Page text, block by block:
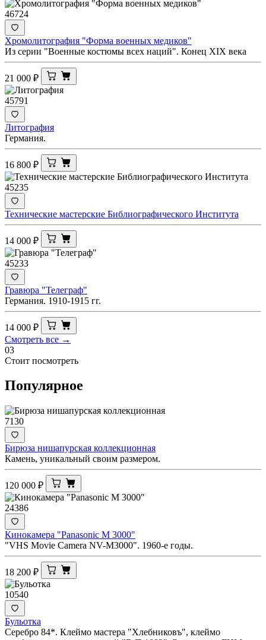
46724
Хромолитография "Форма военных медиков"
Из серии "Военные костюмы всех наций". Конец ХIX века
21 000 ₽
45791
Литография
Германия.
16 800 ₽
45235
Технические мастерские Библиографического Института
14 000 ₽
45233
Гравюра "Телеграф"
Германия. 1910-1915 гг.
14 000 ₽
Смотреть все →
03
Стоит посмотреть
Популярное
7130
Бирюза нишапурская коллекционная
Камень, уникальный своим размером.
120 000 ₽
24386
Кинокамера "Panasonic M 3000"
"VHS Movie Camera NV-M3000". 1960-е годы.
18 200 ₽
10540
Бульотка
Серебро 84*. Клеймо мастера "Хлебниковъ", клеймо